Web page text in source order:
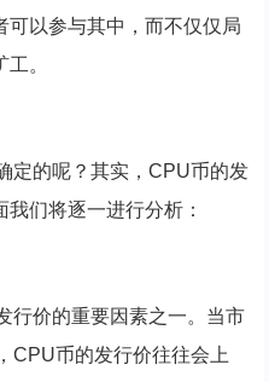
可以参与其中，而不仅仅局
。
定的呢？其实，CPU币的发
们将逐一进行分析：
行价的重要因素之一。当市
CPU币的发行价往往会上